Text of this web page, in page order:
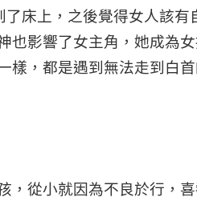
了床上，之後覺得女人該有
也影響了女主角，她成為
樣，都是遇到無法走到白
，從小就因為不良於行，